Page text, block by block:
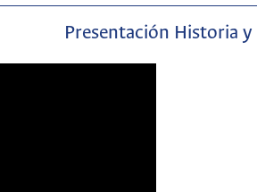
Presentación Historia y